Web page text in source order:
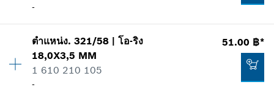
206.00 ฿*
*ราคาทั้งหมดไม่รวมภาษีมูลค่าเพิ่ม
แสดงในรูป
-
ปริมาณ 1
ราคากลุ่ม :-
ข้อมูลชิ้นส่วนอะไหล่
ตำแหน่ง.321/58 |โอ-ริง
18,0X3,5 MM
1 610 210 105
-
51.00 ฿*